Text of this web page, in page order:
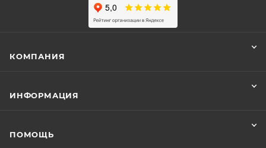
КОМПАНИЯ
ИНФОРМАЦИЯ
ПОМОЩЬ